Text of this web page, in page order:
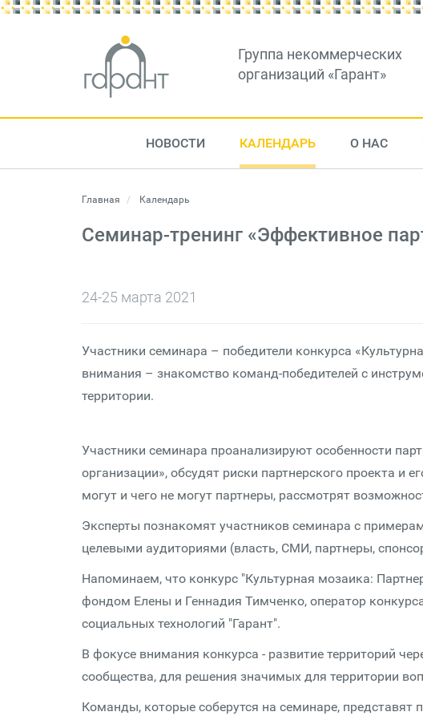
Группа некоммерческих
организаций «Гарант»
НОВОСТИ КАЛЕНДАРЬ О НАС
Главная Календарь
Семинар-тренинг «Эффективное
24-25 марта 2021
Участники семинара – победители конкурса
внимания – знакомство команд-победителей с
территории.
Участники семинара проанализируют особенности
организации», обсудят риски партнерского проекта и
могут и чего не могут партнеры, рассмотрят
Эксперты познакомят участников семинара с
целевыми аудиториями (власть, СМИ, партнеры,
Напоминаем, что конкурс "Культурная мозаика:
фондом Елены и Геннадия Тимченко, оператор
социальных технологий "Гарант".
В фокусе внимания конкурса - развитие территорий
сообщества, для решения значимых для территории
Команды, которые соберутся на семинаре,